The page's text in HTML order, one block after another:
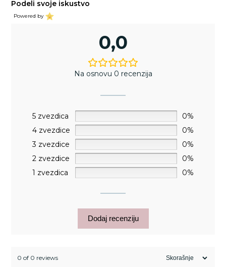
Podeli svoje iskustvo
Powered by
0,0
Na osnovu 0 recenzija
5 zvezdica
0%
4 zvezdice
0%
3 zvezdice
0%
2 zvezdice
0%
1 zvezdica
0%
Dodaj recenziju
0 of 0 reviews